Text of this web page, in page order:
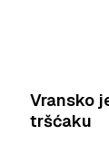
Vransko
tršćaku